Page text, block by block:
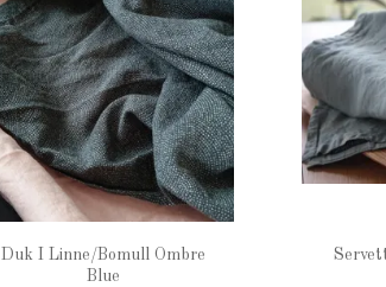
Duk I Linne/Bomull Ombre
Blue